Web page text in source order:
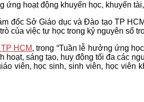
ứng hoạt động khuyến học, khuyến
đốc Sở Giáo dục và Đào tạo TP
của việc tự học trong kỷ nguyên số
HCM, trong “Tuần lễ hưởng ứng
hoạt, sáng tạo, huy động tối đa các
viên, học sinh, sinh viên, học